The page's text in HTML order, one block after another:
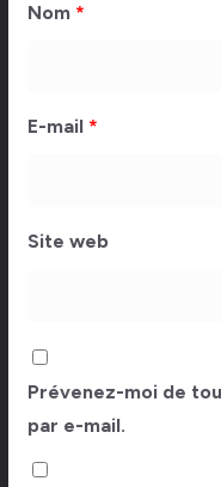
Nom *
E-mail *
Site web
Prévenez-moi de
par e-mail.